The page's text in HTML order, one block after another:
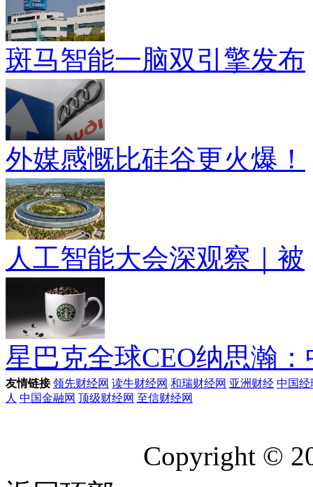
斑马智能一脑双引擎发布
外媒感慨比硅谷更火爆！
人工智能大会深观察｜被
星巴克全球CEO纳思瀚：
友情链接领先财经网 读牛财经网 和瑞财经网 亚洲财经 中国经
人 中国金融网 顶级财经网 至信财经网
Copyright ©